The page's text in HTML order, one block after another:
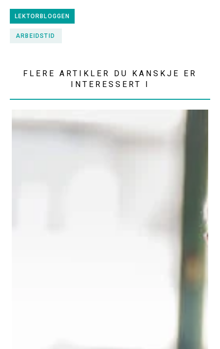
LEKTORBLOGGEN
ARBEIDSTID
FLERE ARTIKLER DU KANSKJE ER
INTERESSERT I